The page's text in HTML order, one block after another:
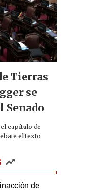
Tierras
se
Senado
capítulo de
el texto
de